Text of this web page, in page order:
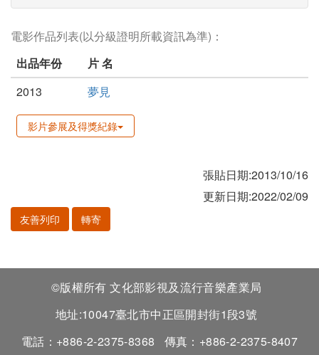
電影作品列表(以分級證明所載資訊為準)：
出品年份
片 名
2013
夢見
影片參展及得獎紀錄
張貼日期:2013/10/16
更新日期:2022/02/09
友善列印 轉寄
©版權所有 文化部影視及流行音樂產業局
地址:10047臺北市中正區開封街1段3號
電話：+886-2-2375-8368
傳真：+886-2-2375-8407